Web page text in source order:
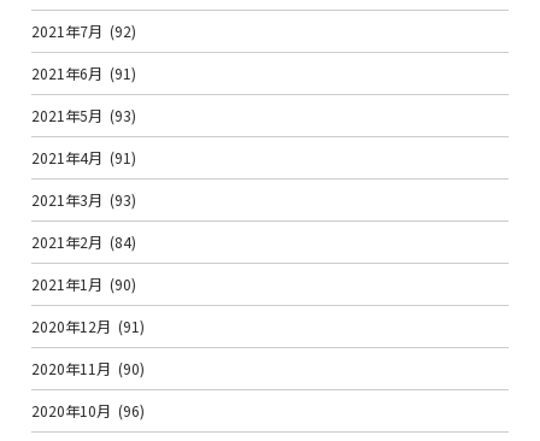
2021年7月 (92)
2021年6月 (91)
2021年5月 (93)
2021年4月 (91)
2021年3月 (93)
2021年2月 (84)
2021年1月 (90)
2020年12月 (91)
2020年11月 (90)
2020年10月 (96)